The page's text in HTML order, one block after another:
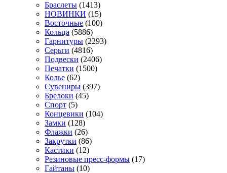
Браслеты (1413)
НОВИНКИ (15)
Восточные (100)
Кольца (5886)
Гарнитуры (2293)
Серьги (4816)
Подвески (2406)
Печатки (1500)
Колье (62)
Сувениры (397)
Брелоки (45)
Спорт (5)
Концевики (104)
Замки (128)
Флажки (26)
Закрутки (86)
Кастики (12)
Резиновые пресс-формы (17)
Гайтаны (10)